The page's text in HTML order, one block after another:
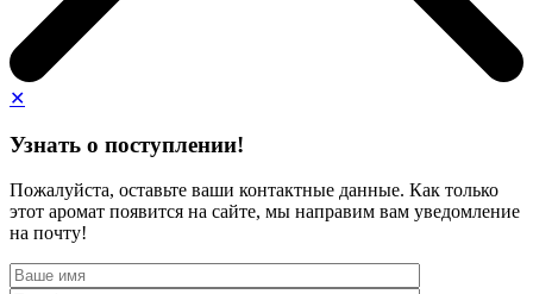
✕
Узнать о поступлении!
Пожалуйста, оставьте ваши контактные данные. Как только
этот аромат появится на сайте, мы направим вам уведомление
на почту!